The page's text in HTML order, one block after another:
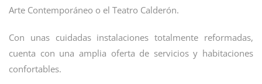
Arte Contemporáneo o el Teatro Calderón.
Con unas cuidadas instalaciones totalmente reformadas,
cuenta con una amplia oferta de servicios y habitaciones
confortables.